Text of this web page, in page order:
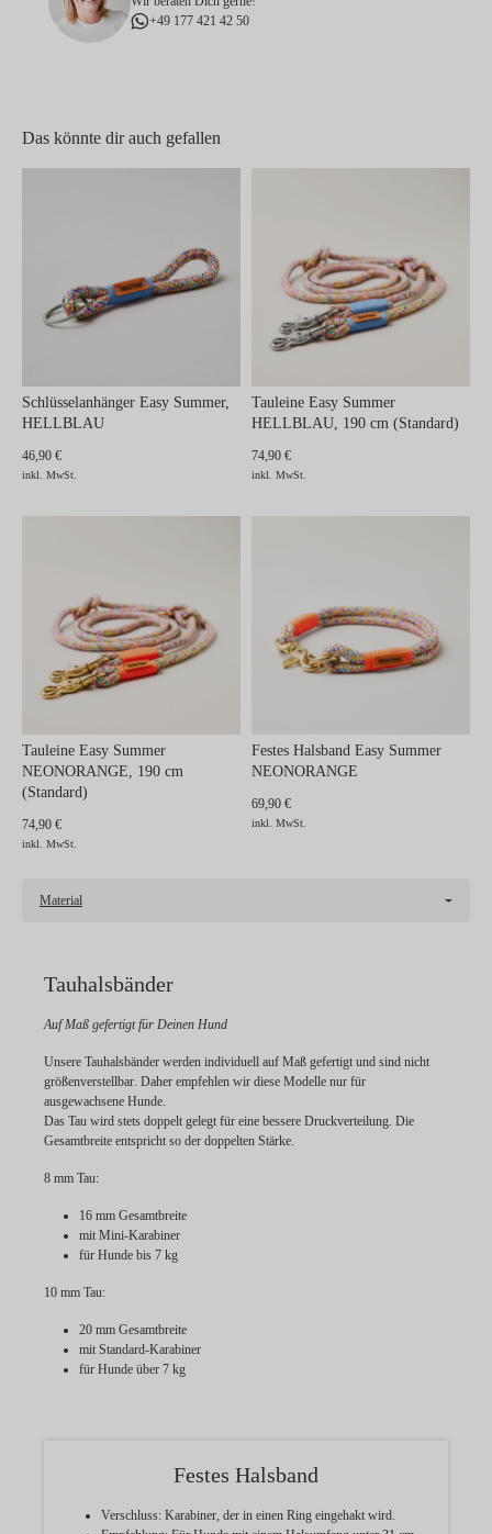
+49 177 421 42 50
Das könnte dir auch gefallen
Schlüsselanhänger Easy Summer,
HELLBLAU
46,90 €
inkl. MwSt.
Tauleine Easy Summer
HELLBLAU, 190 cm (Standard)
74,90 €
inkl. MwSt.
Tauleine Easy Summer
NEONORANGE, 190 cm
(Standard)
74,90 €
inkl. MwSt.
Festes Halsband Easy Summer
NEONORANGE
69,90 €
inkl. MwSt.
Material
Tauhalsbänder
Auf Maß gefertigt für Deinen Hund
Unsere Tauhalsbänder werden individuell auf Maß gefertigt und sind nicht
größenverstellbar. Daher empfehlen wir diese Modelle nur für
ausgewachsene Hunde.
Das Tau wird stets doppelt gelegt für eine bessere Druckverteilung. Die
Gesamtbreite entspricht so der doppelten Stärke.
8 mm Tau:
16 mm Gesamtbreite
mit Mini-Karabiner
für Hunde bis 7 kg
10 mm Tau:
20 mm Gesamtbreite
mit Standard-Karabiner
für Hunde über 7 kg
Festes Halsband
Verschluss: Karabiner, der in einen Ring eingehakt wird.